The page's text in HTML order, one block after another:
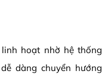
hoạt nhờ hệ thống
dàng chuyển hướng